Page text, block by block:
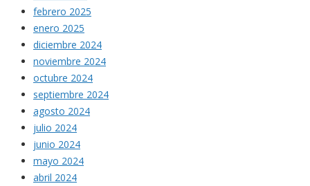
febrero 2025
enero 2025
diciembre 2024
noviembre 2024
octubre 2024
septiembre 2024
agosto 2024
julio 2024
junio 2024
mayo 2024
abril 2024